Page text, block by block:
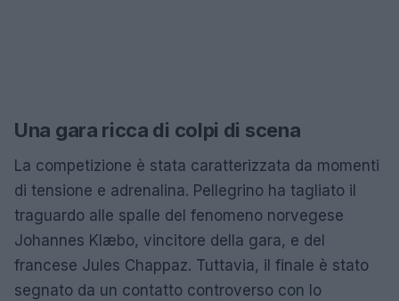
Una gara ricca di colpi di scena
La competizione è stata caratterizzata da momenti
di tensione e adrenalina. Pellegrino ha tagliato il
traguardo alle spalle del fenomeno norvegese
Johannes Klæbo, vincitore della gara, e del
francese Jules Chappaz. Tuttavia, il finale è stato
segnato da un contatto controverso con lo